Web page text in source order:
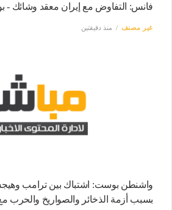
فانس: التفاوض مع إيران معقد وشائك -
غير مصنف منذ دقيقتين
واشنطن بوست: اشتباك بين ترامب
بسبب أزمة الذخائر والصواريخ والحرب مع